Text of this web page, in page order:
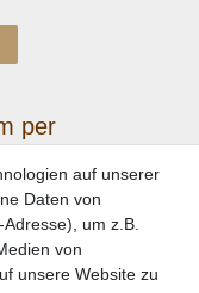
per
auf unserer
Daten von
um z.B.
von
unsere Website zu